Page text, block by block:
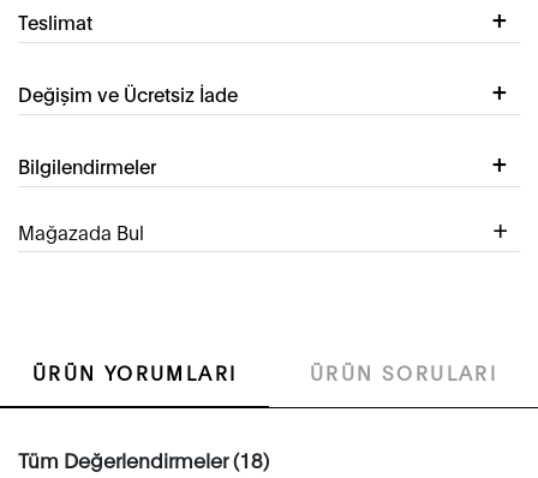
Teslimat
Değişim ve Ücretsiz İade
Bilgilendirmeler
Mağazada Bul
ÜRÜN YORUMLARI ÜRÜN SORULARI
Tüm Değerlendirmeler (18)